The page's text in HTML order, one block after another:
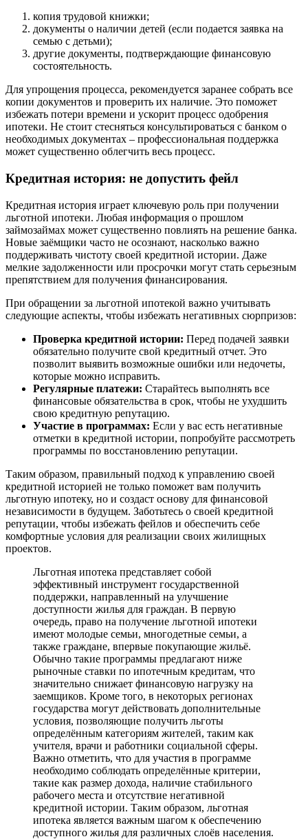
копия трудовой книжки;
документы о наличии детей (если подается заявка на
семью с детьми);
другие документы, подтверждающие финансовую
состоятельность.
Для упрощения процесса, рекомендуется заранее собрать все
копии документов и проверить их наличие. Это поможет
избежать потери времени и ускорит процесс одобрения
ипотеки. Не стоит стесняться консультироваться с банком о
необходимых документах – профессиональная поддержка
может существенно облегчить весь процесс.
Кредитная история: не допустить фейл
Кредитная история играет ключевую роль при получении
льготной ипотеки. Любая информация о прошлом
займозаймах может существенно повлиять на решение банка.
Новые заёмщики часто не осознают, насколько важно
поддерживать чистоту своей кредитной истории. Даже
мелкие задолженности или просрочки могут стать серьезным
препятствием для получения финансирования.
При обращении за льготной ипотекой важно учитывать
следующие аспекты, чтобы избежать негативных сюрпризов:
Проверка кредитной истории: Перед подачей заявки
обязательно получите свой кредитный отчет. Это
позволит выявить возможные ошибки или недочеты,
которые можно исправить.
Регулярные платежи: Старайтесь выполнять все
финансовые обязательства в срок, чтобы не ухудшить
свою кредитную репутацию.
Участие в программах: Если у вас есть негативные
отметки в кредитной истории, попробуйте рассмотреть
программы по восстановлению репутации.
Таким образом, правильный подход к управлению своей
кредитной историей не только поможет вам получить
льготную ипотеку, но и создаст основу для финансовой
независимости в будущем. Заботьтесь о своей кредитной
репутации, чтобы избежать фейлов и обеспечить себе
комфортные условия для реализации своих жилищных
проектов.
Льготная ипотека представляет собой
эффективный инструмент государственной
поддержки, направленный на улучшение
доступности жилья для граждан. В первую
очередь, право на получение льготной ипотеки
имеют молодые семьи, многодетные семьи, а
также граждане, впервые покупающие жильё.
Обычно такие программы предлагают ниже
рыночные ставки по ипотечным кредитам, что
значительно снижает финансовую нагрузку на
заемщиков. Кроме того, в некоторых регионах
государства могут действовать дополнительные
условия, позволяющие получить льготы
определённым категориям жителей, таким как
учителя, врачи и работники социальной сферы.
Важно отметить, что для участия в программе
необходимо соблюдать определённые критерии,
такие как размер дохода, наличие стабильного
рабочего места и отсутствие негативной
кредитной истории. Таким образом, льготная
ипотека является важным шагом к обеспечению
доступного жилья для различных слоёв населения.